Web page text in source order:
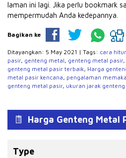
laman ini lagi. Jika perlu bookmark
mempermudah Anda kedepannya.
Bagikan ke
Ditayangkan: 5 May 2021 | Tags: cara
pasir, genteng metal, genteng metal pasir,
genteng metal pasir terbaik, Harga
metal pasir kencana, pengalaman
genteng metal pasir, ukuran jarak
Harga Genteng Metal
Type